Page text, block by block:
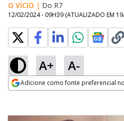
O VÍCIO | Do R7
12/02/2024 - 09H39 (ATUALIZADO EM
A+ A-
Adicione como fonte preferencial